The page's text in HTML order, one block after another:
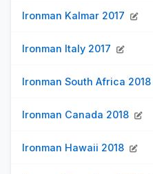
Ironman Kalmar 2017
Ironman Italy 2017
Ironman South Africa 2018
Ironman Canada 2018
Ironman Hawaii 2018